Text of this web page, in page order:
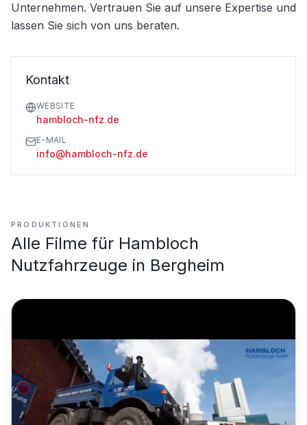
Unternehmen. Vertrauen Sie auf unsere Expertise und
lassen Sie sich von uns beraten.
Kontakt
WEBSITE
hambloch-nfz.de
E-MAIL
info@hambloch-nfz.de
PRODUKTIONEN
Alle Filme für Hambloch
Nutzfahrzeuge in Bergheim